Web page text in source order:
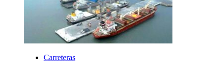
Carreteras